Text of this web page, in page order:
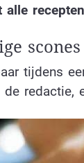
alle
scones
tijdens
redactie,